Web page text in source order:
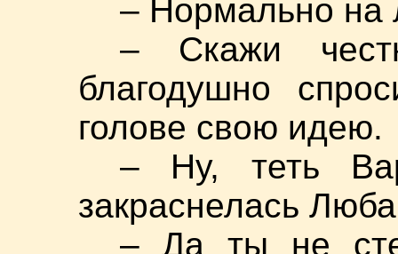
– Нормально на
– Скажи
благодушно
голове свою идею.
– Ну, теть
закраснелась
– Да ты не